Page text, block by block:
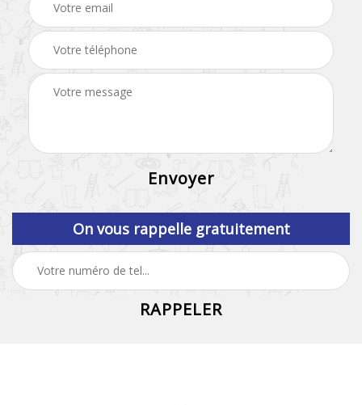
On vous rappelle gratuitement